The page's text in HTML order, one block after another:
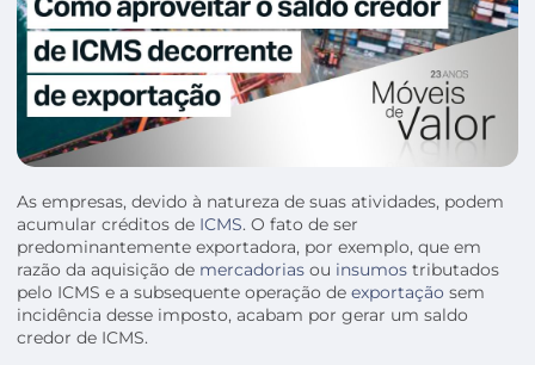
As empresas, devido à natureza de suas atividades, podem
acumular créditos de ICMS. O fato de ser
predominantemente exportadora, por exemplo, que em
razão da aquisição de mercadorias ou insumos tributados
pelo ICMS e a subsequente operação de exportação sem
incidência desse imposto, acabam por gerar um saldo
credor de ICMS.